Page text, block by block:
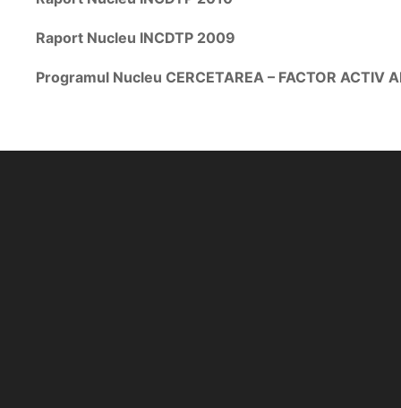
Raport Nucleu INCDTP 2009
Programul Nucleu CERCETAREA – FACTOR ACTIV